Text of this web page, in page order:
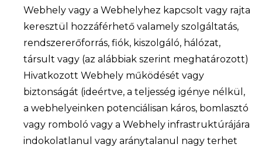
Webhely vagy a Webhelyhez kapcsolt vagy rajta
keresztül hozzáférhető valamely szolgáltatás,
rendszererőforrás, fiók, kiszolgáló, hálózat,
társult vagy (az alábbiak szerint meghatározott)
Hivatkozott Webhely működését vagy
biztonságát (ideértve, a teljesség igénye nélkül,
a webhelyeinken potenciálisan káros, bomlasztó
vagy romboló vagy a Webhely infrastruktúrájára
indokolatlanul vagy aránytalanul nagy terhet